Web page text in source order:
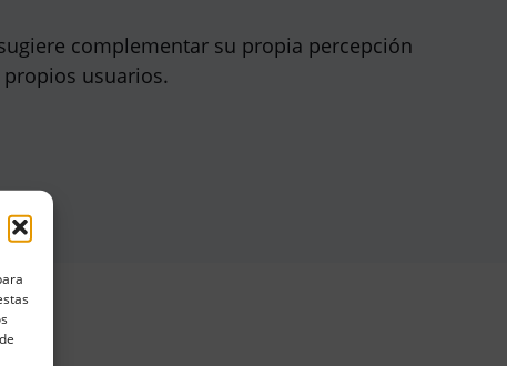
complementar su propia percepción
usuarios.